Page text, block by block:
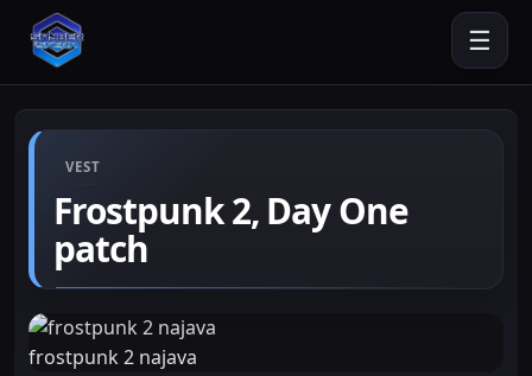
☰
VEST
Frostpunk 2, Day One
patch
frostpunk 2 najava